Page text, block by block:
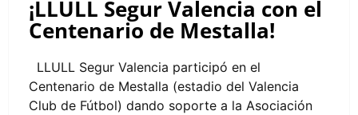
¡LLULL Segur Valencia con el
Centenario de Mestalla!
LLULL Segur Valencia participó en el
Centenario de Mestalla (estadio del Valencia
Club de Fútbol) dando soporte a la Asociación